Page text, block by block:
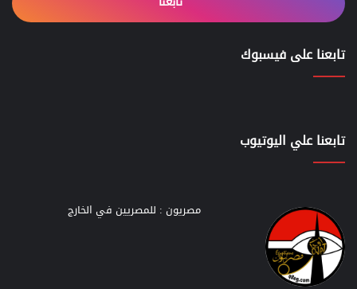
تابعنا على فيسبوك
تابعنا علي اليوتيوب
مصريون : للمصريين في الخارج